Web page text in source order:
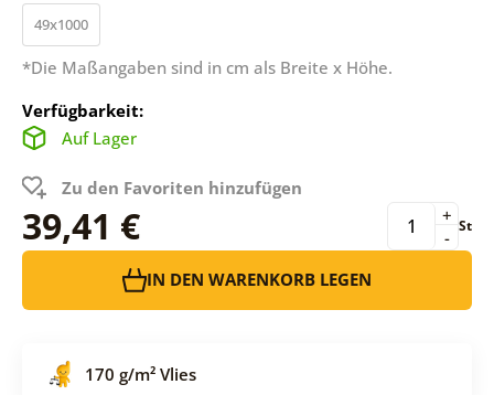
49x1000
*Die Maßangaben sind in cm als Breite x Höhe.
Verfügbarkeit:
Auf Lager
Zu den Favoriten hinzufügen
39,41 € -
+ St
IN DEN WARENKORB LEGEN
170 g/m² Vlies